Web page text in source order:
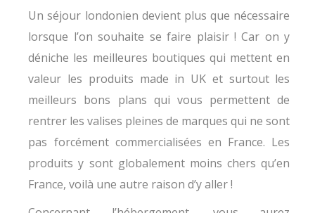
Un séjour londonien devient plus que nécessaire
lorsque l’on souhaite se faire plaisir ! Car on y
déniche les meilleures boutiques qui mettent en
valeur les produits made in UK et surtout les
meilleurs bons plans qui vous permettent de
rentrer les valises pleines de marques qui ne sont
pas forcément commercialisées en France. Les
produits y sont globalement moins chers qu’en
France, voilà une autre raison d’y aller !